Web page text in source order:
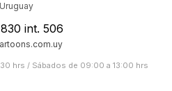
Uruguay
int. 506
hrs / Sábados de 09:00 a 13:00 hrs